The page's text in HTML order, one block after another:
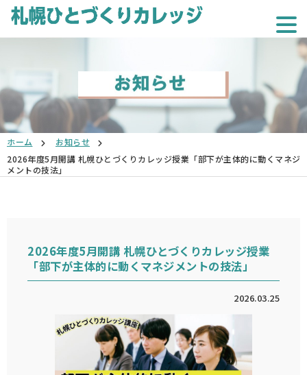
ホーム
お知らせ
2026年度5月開講 札幌ひとづくりカレッジ授業「部下が主体的に動くマネジ
メントの技法」
2026年度5月開講 札幌ひとづくりカレッジ授業
「部下が主体的に動くマネジメントの技法」
2026.03.25